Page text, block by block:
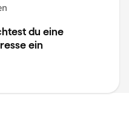
du eine
ein